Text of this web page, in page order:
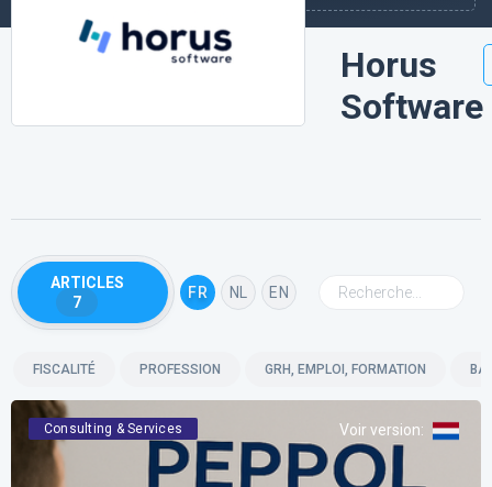
Horus
Software
ARTICLES
7
FR NL EN
FISCALITÉ PROFESSION GRH, EMPLOI, FORMATION
Consulting & Services Voir version: